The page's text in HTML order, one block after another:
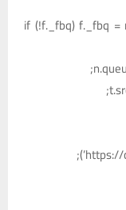
if (!f._fbq) f._fbq =